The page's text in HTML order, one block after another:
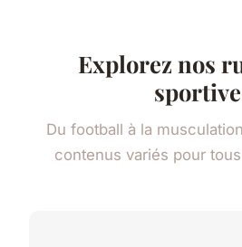
Explorez nos
Du football à la
contenus variés pour